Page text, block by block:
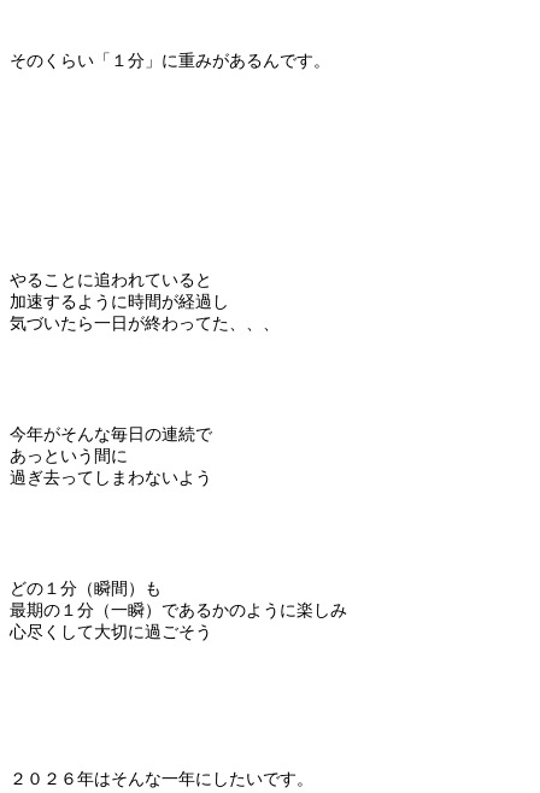
そのくらい「１分」に重みがあるんです。
やることに追われていると
加速するように時間が経過し
気づいたら一日が終わってた、、、
今年がそんな毎日の連続で
あっという間に
過ぎ去ってしまわないよう
どの１分（瞬間）も
最期の１分（一瞬）であるかのように楽しみ
心尽くして大切に過ごそう
２０２６年はそんな一年にしたいです。